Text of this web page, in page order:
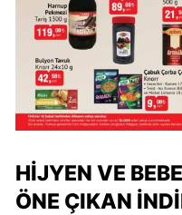
HIJYEN VE
ÖNE ÇIKAN